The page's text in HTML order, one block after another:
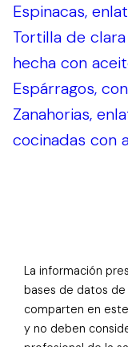
Espinacas,
Tortilla de
hecha con
Espárragos,
Zanahorias,
cocinadas con
La información
bases de datos de
comparten en
y no deben